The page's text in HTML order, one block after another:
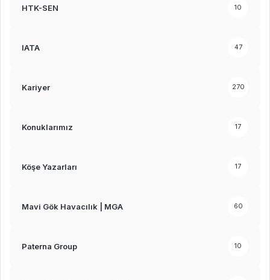
HTK-SEN 10
IATA 47
Kariyer 270
Konuklarımız 17
Köşe Yazarları 17
Mavi Gök Havacılık | MGA 60
Paterna Group 10